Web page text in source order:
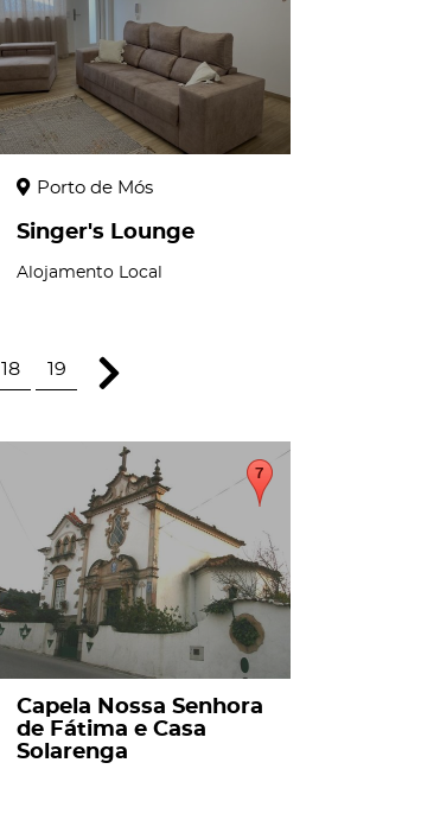
Porto de Mós
Singer's Lounge
Alojamento Local
18 19
Capela Nossa Senhora
de Fátima e Casa
Solarenga